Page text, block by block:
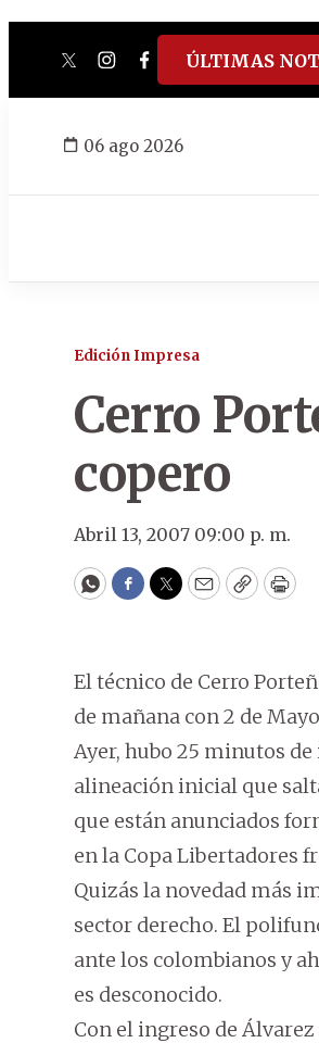
twitterinstagram
facebook
tiktokyoutube
ÚLTIMAS
06 ago 2026
Edición Impresa
Cerro
copero
Abril 13, 2007 09:00 p. m.
WhatsApp
Facebook
Twitter
EmailCopyPrint
El técnico de Cerro
de mañana con 2 de
Ayer, hubo 25 minutos
alineación inicial que
que están anunciados
en la Copa Libertadores
Quizás la novedad más
sector derecho. El
ante los colombianos y
es desconocido.
Con el ingreso de